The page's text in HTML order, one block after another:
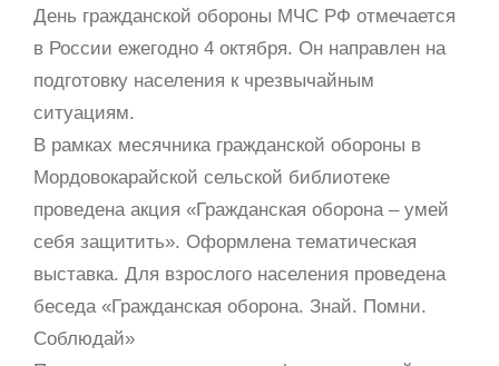
День гражданской обороны МЧС РФ отмечается
в России ежегодно 4 октября. Он направлен на
подготовку населения к чрезвычайным
ситуациям.
В рамках месячника гражданской обороны в
Мордовокарайской сельской библиотеке
проведена акция «Гражданская оборона – умей
себя защитить». Оформлена тематическая
выставка. Для взрослого населения проведена
беседа «Гражданская оборона. Знай. Помни.
Соблюдай»